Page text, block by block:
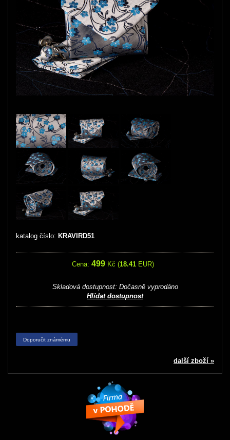
katalog číslo: KRAVIRD51
Cena: 499 Kč (18.41 EUR)
Skladová dostupnost: Dočasně vyprodáno
Hlídat dostupnost
Doporučit známému
další zboží »